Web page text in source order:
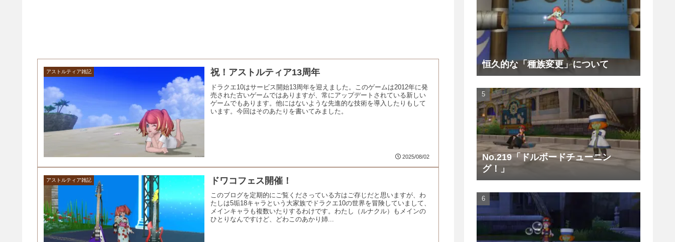
アストルティア雑記 祝！アストルティア13周年
ドラクエ10はサービス開始13周年を迎えました。このゲームは2012年に発
売された古いゲームではありますが、常にアップデートされている新しい
ゲームでもあります。他にはないような先進的な技術を導入したりもして
います。今回はそのあたりを書いてみました。
2025/08/02
アストルティア雑記 ドワコフェス開催！
このブログを定期的にご覧くださっている方はご存じだと思いますが、わ
たしは5垢18キャラという大家族でドラクエ10の世界を冒険していまして、
メインキャラも複数いたりするわけです。わたし（ルナクル）もメインの
ひとりなんですけど、どわこのあかり姉...
恒久的な「種族変更」について
No.219「ドルボードチューニン
グ！」